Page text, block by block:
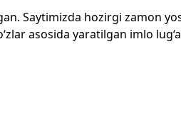
Saytimizda hozirgi zamon
asosida yaratilgan imlo